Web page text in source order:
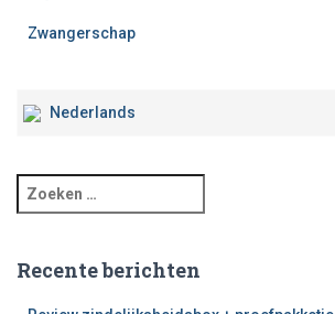
Zwangerschap
Nederlands
Recente berichten